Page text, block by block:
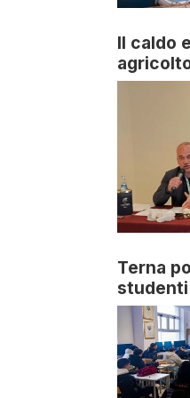
Il caldo
Terna